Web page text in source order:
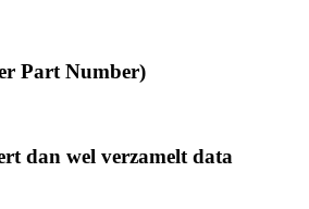
Part Number)
dan wel verzamelt data